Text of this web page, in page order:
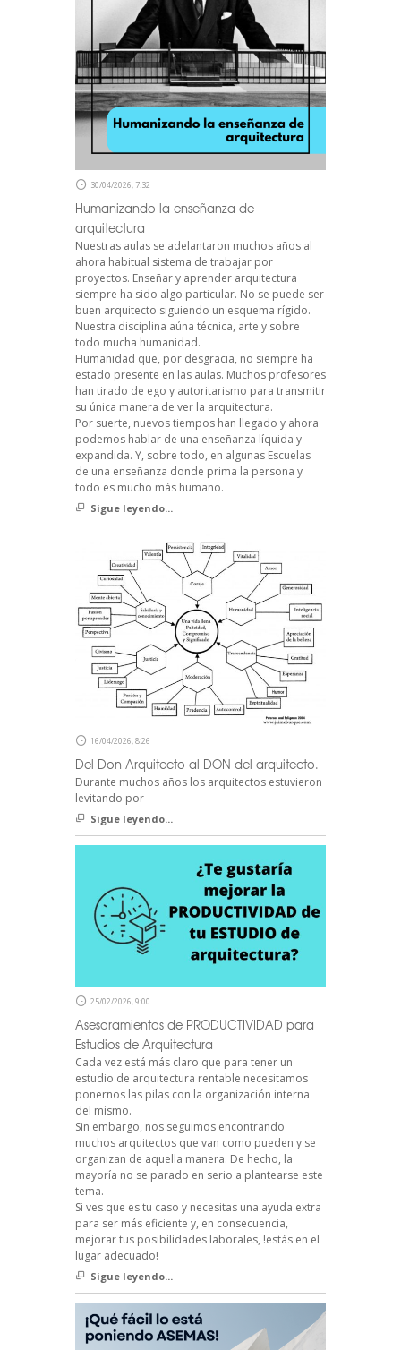
30/04/2026, 7:32
Humanizando la enseñanza de
arquitectura
Nuestras aulas se adelantaron muchos años al
ahora habitual sistema de trabajar por
proyectos. Enseñar y aprender arquitectura
siempre ha sido algo particular. No se puede ser
buen arquitecto siguiendo un esquema rígido.
Nuestra disciplina aúna técnica, arte y sobre
todo mucha humanidad.
Humanidad que, por desgracia, no siempre ha
estado presente en las aulas. Muchos profesores
han tirado de ego y autoritarismo para transmitir
su única manera de ver la arquitectura.
Por suerte, nuevos tiempos han llegado y ahora
podemos hablar de una enseñanza líquida y
expandida. Y, sobre todo, en algunas Escuelas
de una enseñanza donde prima la persona y
todo es mucho más humano.
Sigue leyendo...
16/04/2026, 8:26
Del Don Arquitecto al DON del arquitecto.
Durante muchos años los arquitectos estuvieron
levitando por
Sigue leyendo...
25/02/2026, 9:00
Asesoramientos de PRODUCTIVIDAD para
Estudios de Arquitectura
Cada vez está más claro que para tener un
estudio de arquitectura rentable necesitamos
ponernos las pilas con la organización interna
del mismo.
Sin embargo, nos seguimos encontrando
muchos arquitectos que van como pueden y se
organizan de aquella manera. De hecho, la
mayoría no se parado en serio a plantearse este
tema.
Si ves que es tu caso y necesitas una ayuda extra
para ser más eficiente y, en consecuencia,
mejorar tus posibilidades laborales, !estás en el
lugar adecuado!
Sigue leyendo...